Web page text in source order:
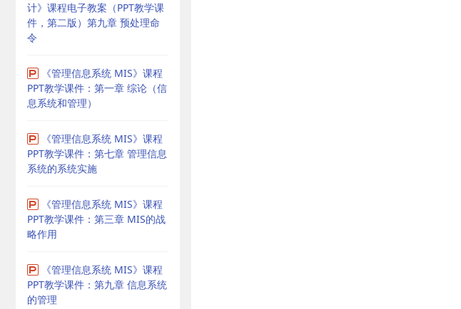
计》课程电子教案（PPT教学课
件，第二版）第九章 预处理命
令
《管理信息系统 MIS》课程
PPT教学课件：第一章 综论（信
息系统和管理）
《管理信息系统 MIS》课程
PPT教学课件：第七章 管理信息
系统的系统实施
《管理信息系统 MIS》课程
PPT教学课件：第三章 MIS的战
略作用
《管理信息系统 MIS》课程
PPT教学课件：第九章 信息系统
的管理